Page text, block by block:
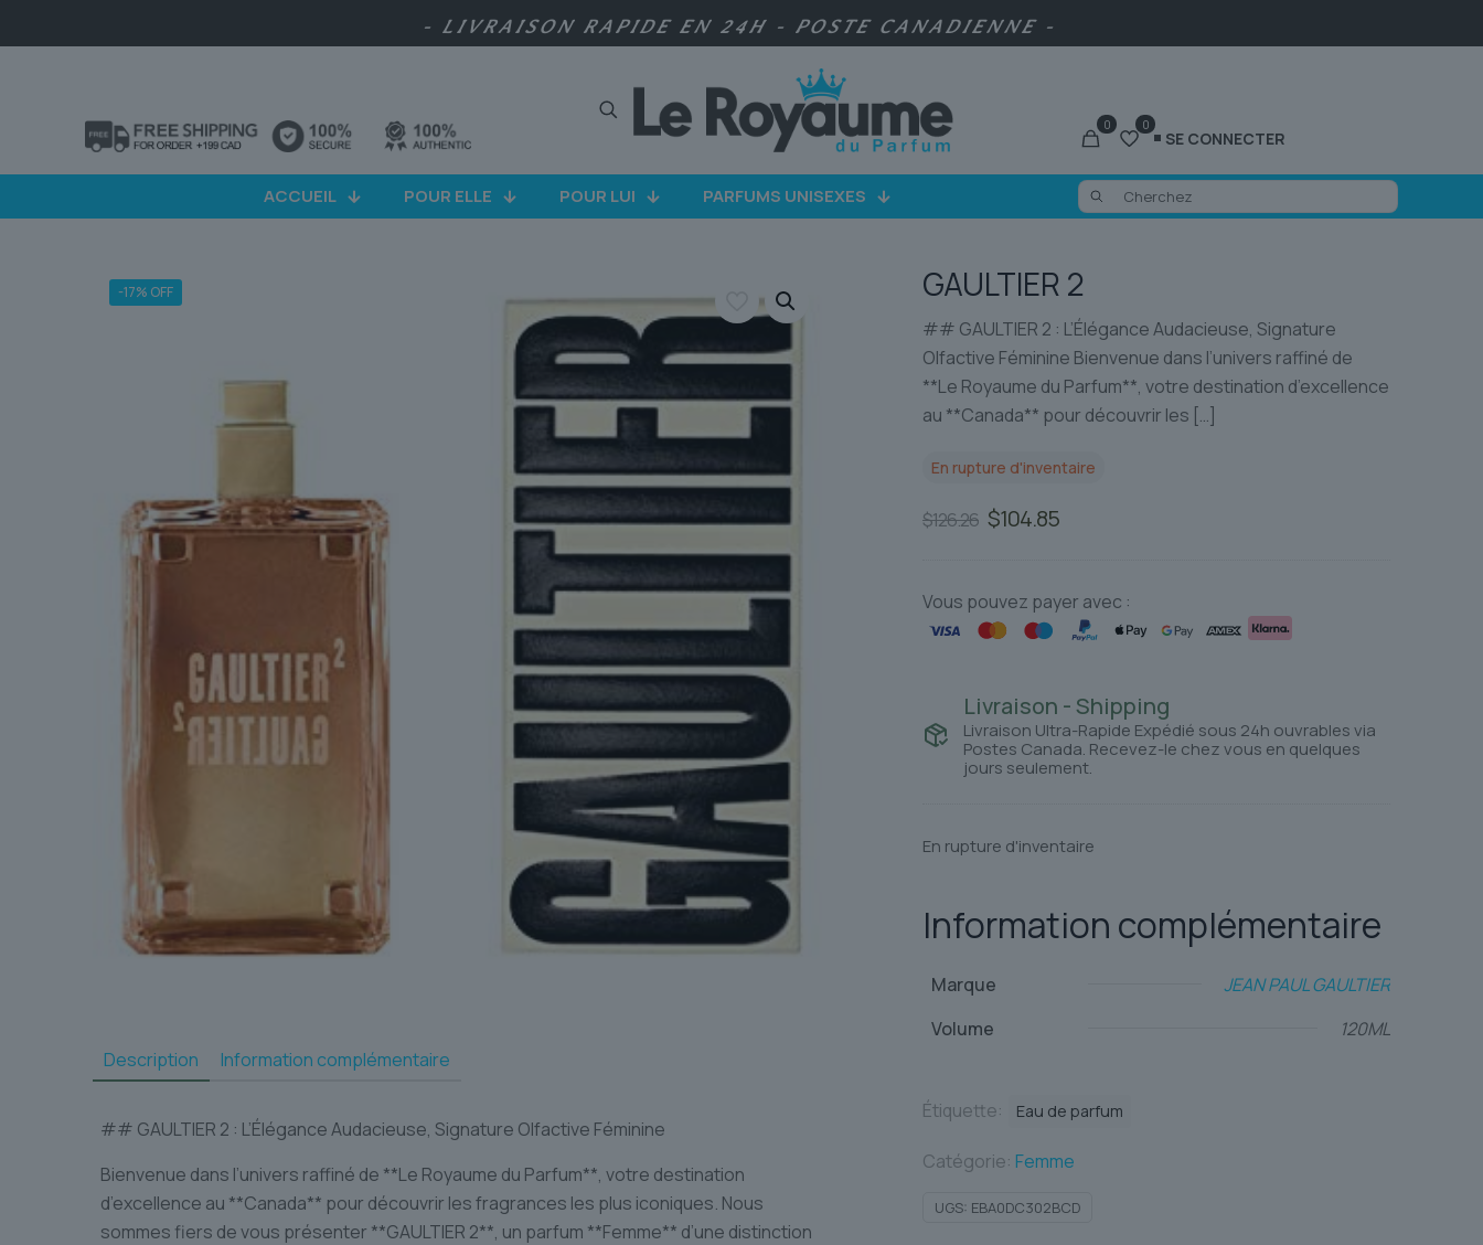
- LIVRAISON RAPIDE EN 24H - POSTE CANADIENNE -
0 0
SE CONNECTER
ACCUEIL POUR ELLE POUR LUI PARFUMS UNISEXES
-17% OFF
Description Information complémentaire
## GAULTIER 2 : L’Élégance Audacieuse, Signature Olfactive Féminine
Bienvenue dans l’univers raffiné de **Le Royaume du Parfum**, votre destination
d’excellence au **Canada** pour découvrir les fragrances les plus iconiques. Nous
sommes fiers de vous présenter **GAULTIER 2**, un parfum **Femme** d’une distinction
GAULTIER 2
## GAULTIER 2 : L’Élégance Audacieuse, Signature
Olfactive Féminine Bienvenue dans l’univers raffiné de
**Le Royaume du Parfum**, votre destination d’excellence
au **Canada** pour découvrir les […]
En rupture d'inventaire
$126.26 Le
était :
$126.26.
$104.85Le
est :
$104.85.
Vous pouvez payer avec :
Livraison - Shipping
Livraison Ultra-Rapide Expédié sous 24h ouvrables via
Postes Canada. Recevez-le chez vous en quelques
jours seulement.
En rupture d'inventaire
Information complémentaire
Marque
JEAN PAUL GAULTIER
Volume
120ML
Étiquette: Eau de parfum
Catégorie: Femme
UGS: EBA0DC302BCD